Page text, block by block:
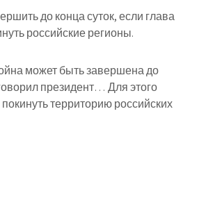
до конца суток, если глава
российские регионы.
может быть завершена до
президент… Для этого
территорию российских